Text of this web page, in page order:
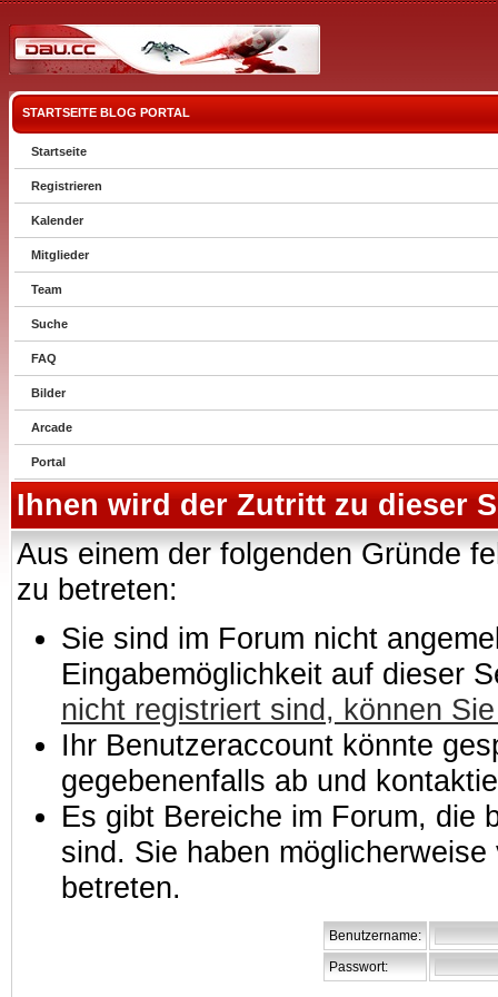
STARTSEITE BLOG PORTAL
Startseite
Registrieren
Kalender
Mitglieder
Team
Suche
FAQ
Bilder
Arcade
Portal
Ihnen wird der Zutritt zu dieser
Aus einem der folgenden Gründe
zu betreten:
Sie sind im Forum nicht
Eingabemöglichkeit auf dieser
nicht registriert sind, können
Ihr Benutzeraccount könnte
gegebenenfalls ab und
Es gibt Bereiche im Forum, die
sind. Sie haben
betreten.
Benutzername:
Passwort: